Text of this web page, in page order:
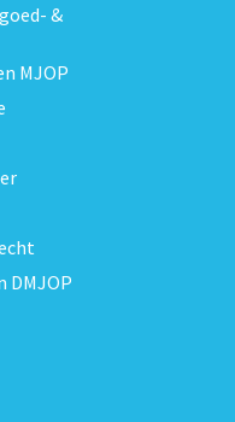
&
MJOP
DMJOP